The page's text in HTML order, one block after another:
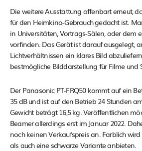
Die weitere Ausstattung offenbart erneut,
für den Heimkino-Gebrauch gedacht ist.
in Universitäten, Vortrags-Sälen, oder dem
vorfinden. Das Gerät ist darauf ausgelegt,
Lichtverhältnissen ein klares Bild
bestmögliche Bilddarstellung für Filme und
Der Panasonic PT-FRQ50 kommt auf ein
35 dB und ist auf den Betrieb 24 Stunden
Gewicht beträgt 16,5 kg. Veröffentlichen
Beamer allerdings erst im Januar 2022.
noch keinen Verkaufspreis an. Farblich
als auch eine schwarze Variante anbieten.